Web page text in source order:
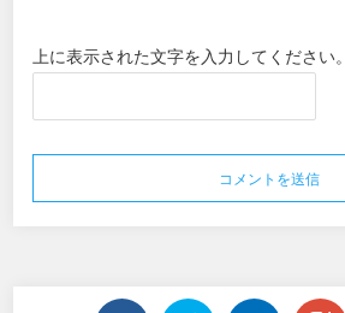
上に表示された文字を入力してください。